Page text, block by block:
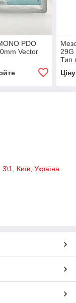
PDO
Vector
29G
Тип
Київ, Україна